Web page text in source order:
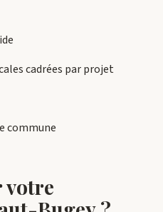
cadrées par projet
commune
votre